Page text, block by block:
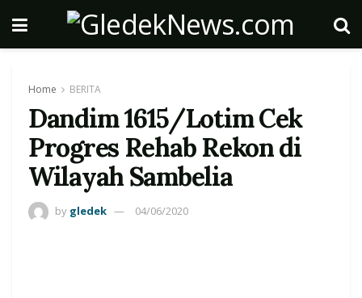
Home BERITA
Dandim 1615/Lotim Cek
Progres Rehab Rekon di
Wilayah Sambelia
by gledek 04/06/2020